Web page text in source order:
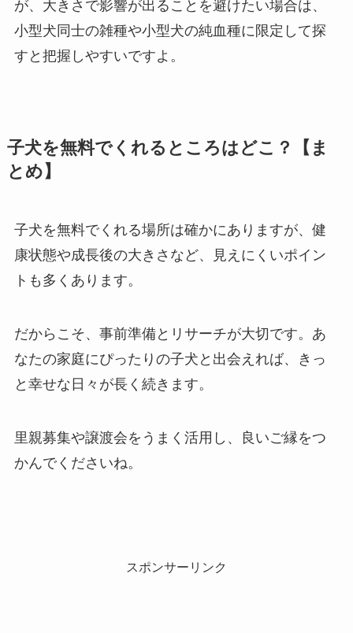
が、大きさで影響が出ることを避けたい場合は、
小型犬同士の雑種や小型犬の純血種に限定して探
すと把握しやすいですよ。
子犬を無料でくれるところはどこ？【ま
とめ】
子犬を無料でくれる場所は確かにありますが、健
康状態や成長後の大きさなど、見えにくいポイン
トも多くあります。
だからこそ、事前準備とリサーチが大切です。あ
なたの家庭にぴったりの子犬と出会えれば、きっ
と幸せな日々が長く続きます。
里親募集や譲渡会をうまく活用し、良いご縁をつ
かんでくださいね。
スポンサーリンク